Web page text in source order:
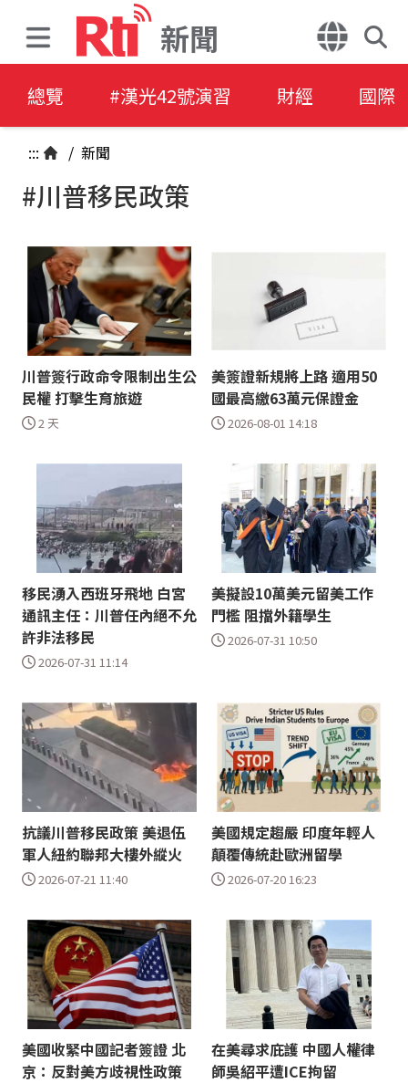
新聞
總覽 #漢光42號演習 財經 國際
::: / 新聞
#川普移民政策
川普簽行政命令限制出生公
民權 打擊生育旅遊
2 天
美簽證新規將上路 適用50
國最高繳63萬元保證金
2026-08-01 14:18
移民湧入西班牙飛地 白宮
通訊主任：川普任內絕不允
許非法移民
2026-07-31 11:14
美擬設10萬美元留美工作
門檻 阻擋外籍學生
2026-07-31 10:50
抗議川普移民政策 美退伍
軍人紐約聯邦大樓外縱火
2026-07-21 11:40
美國規定趨嚴 印度年輕人
顛覆傳統赴歐洲留學
2026-07-20 16:23
美國收緊中國記者簽證 北
京：反對美方歧視性政策
在美尋求庇護 中國人權律
師吳紹平遭ICE拘留